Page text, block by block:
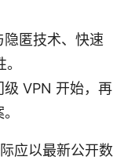
匿技术、快速
VPN 开始，再
应以最新公开数